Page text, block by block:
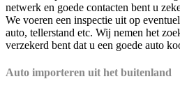
netwerk en goede contacten bent u
We voeren een inspectie uit op
auto, tellerstand etc. Wij nemen het
verzekerd bent dat u een goede auto
Auto importeren uit het buitenland